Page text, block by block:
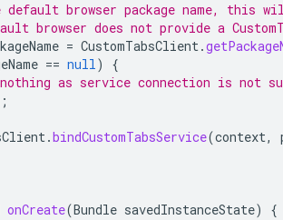
default browser package name, this
browser does not provide a
= CustomTabsClient.
== null)
{
as service connection is not
;
.bindCustomTabsService(context,
onCreate(Bundle savedInstanceState)
{